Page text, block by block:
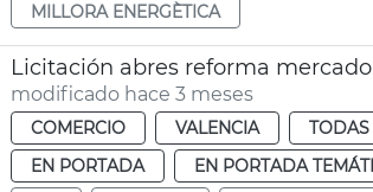
MILLORA ENERGÈTICA
Licitación abres reforma
modificado hace 3 meses
COMERCIO VALENCIA
EN PORTADA
EN PORTADA